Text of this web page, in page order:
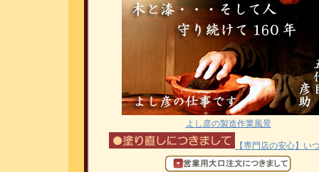
よし彦の製造作業風景
【専門店の安心】い